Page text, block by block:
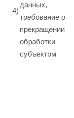
4)
данных,
требование о
прекращении
обработки
субъектом